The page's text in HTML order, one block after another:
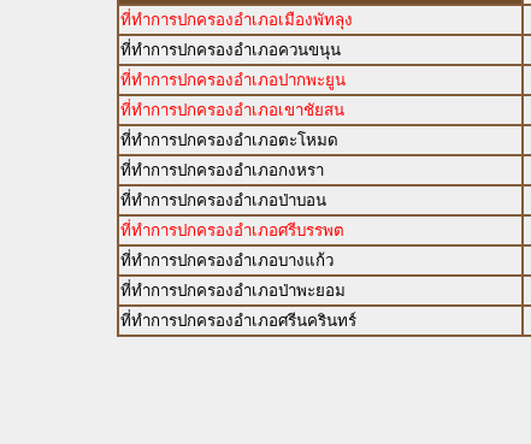
ที่ทำการปกครองอำเภอเมืองพัทลุง
ที่ทำการปกครองอำเภอควนขนุน
ที่ทำการปกครองอำเภอปากพะยูน
ที่ทำการปกครองอำเภอเขาชัยสน
ที่ทำการปกครองอำเภอตะโหมด
ที่ทำการปกครองอำเภอกงหรา
ที่ทำการปกครองอำเภอป่าบอน
ที่ทำการปกครองอำเภอศรีบรรพต
ที่ทำการปกครองอำเภอบางแก้ว
ที่ทำการปกครองอำเภอป่าพะยอม
ที่ทำการปกครองอำเภอศรีนครินทร์